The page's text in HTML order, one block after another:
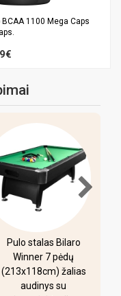
1100 Mega Caps
Pulo stalas Bilaro
Winner 7 pėdų
(213x118cm) žalias
audinys su